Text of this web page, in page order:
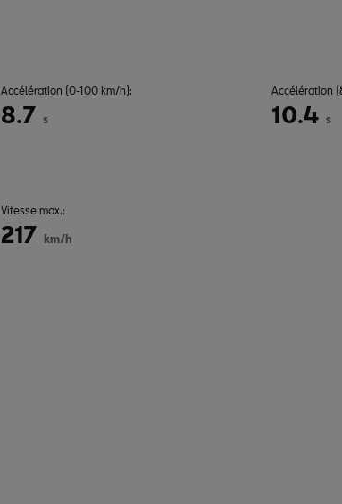
Accélération (0-100 km/h):
8.7 s
Accélération
10.4 s
Vitesse max.:
217 km/h